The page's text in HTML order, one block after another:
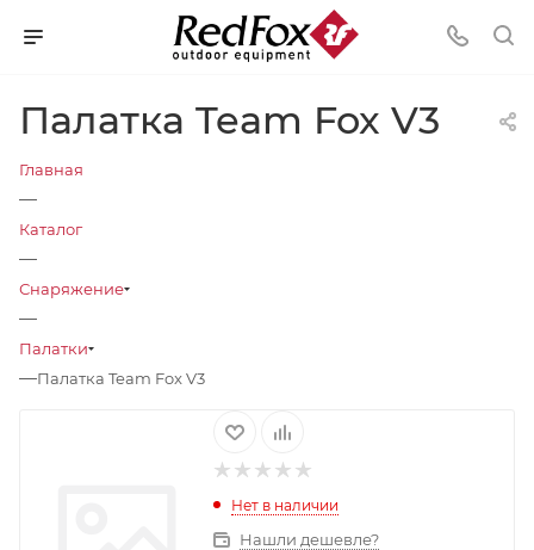
Палатка Team Fox V3
Главная
—
Каталог
—
Снаряжение
—
Палатки
—Палатка Team Fox V3
Нет в наличии
Нашли дешевле?